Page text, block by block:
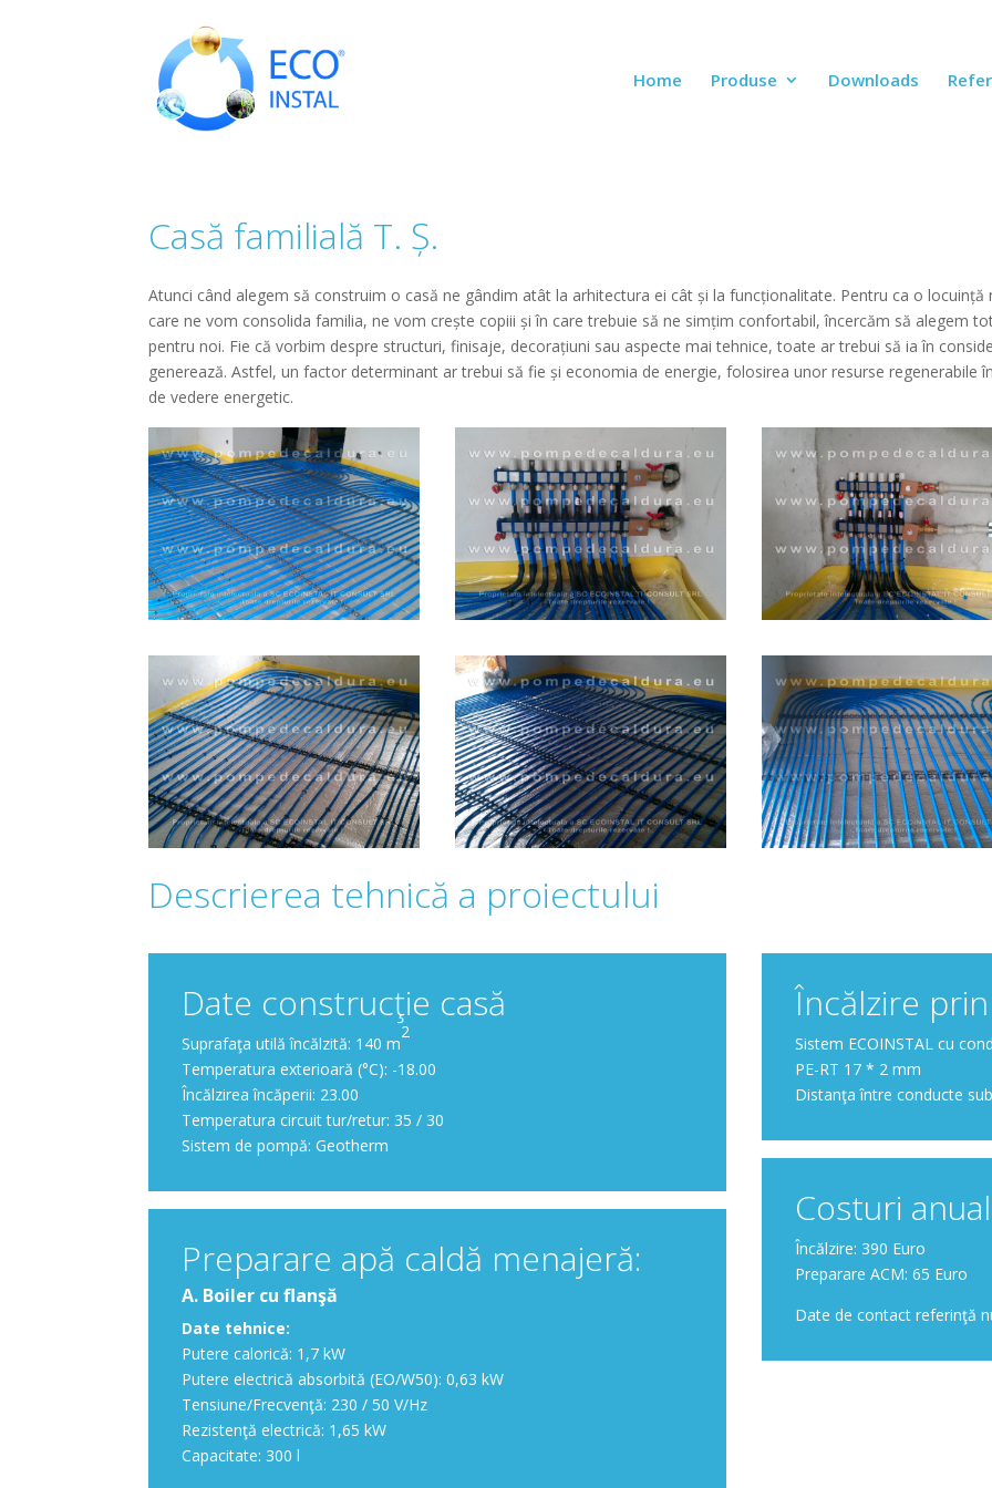
Home Produse Downloads
Casă familială T. Ș.
Atunci când alegem să construim o casă ne gândim atât la arhitectura ei cât și la funcționalitate. Pentru ca o
care ne vom consolida familia, ne vom crește copiii și în care trebuie să ne simțim confortabil, încercăm să alegem
pentru noi. Fie că vorbim despre structuri, finisaje, decorațiuni sau aspecte mai tehnice, toate ar trebui să ia în
generează. Astfel, un factor determinant ar trebui să fie și economia de energie, folosirea unor resurse regenerabile
de vedere energetic.
Descrierea tehnică a proiectului
Date construcţie casă
Suprafaţa utilă încălzită: 140 m
2
Temperatura exterioară (°C): -18.00
Încălzirea încăperii: 23.00
Temperatura circuit tur/retur: 35 / 30
Sistem de pompă: Geotherm
Preparare apă caldă menajeră:
A. Boiler cu flanşă
Date tehnice:
Putere calorică: 1,7 kW
Putere electrică absorbită (EO/W50): 0,63 kW
Tensiune/Frecvenţă: 230 / 50 V/Hz
Rezistenţă electrică: 1,65 kW
Capacitate: 300 l
Încălzire
Sistem ECOINSTAL cu
PE-RT 17 * 2 mm
Distanţa între conducte
Costuri
Încălzire: 390 Euro
Preparare ACM: 65 Euro
Date de contact referinţă